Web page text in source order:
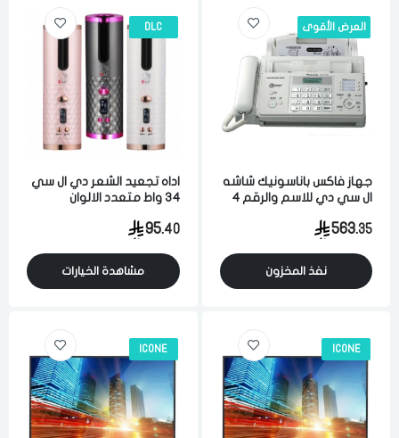
العرض الأقوى
جهاز فاكس باناسونيك شاشه
ال سي دي للاسم والرقم 4
ماليزي
563.35
نفذ المخزون
DLC
اداه تجعيد الشعر دي ال سي
34 واط متعدد الالوان
95.40
مشاهدة الخيارات
ICONE
ICONE